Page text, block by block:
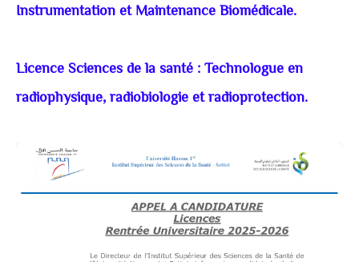
Instrumentation et Maintenance Biomédicale.
Licence Sciences de la santé : Technologue en
radiophysique, radiobiologie et radioprotection.